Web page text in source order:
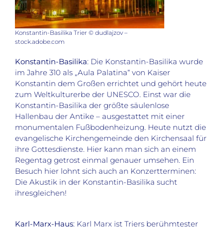
Konstantin-Basilika Trier © dudlajzov –
stock.adobe.com
Konstantin-Basilika: Die Konstantin-Basilika wurde
im Jahre 310 als „Aula Palatina“ von Kaiser
Konstantin dem Großen errichtet und gehört heute
zum Weltkulturerbe der UNESCO. Einst war die
Konstantin-Basilika der größte säulenlose
Hallenbau der Antike – ausgestattet mit einer
monumentalen Fußbodenheizung. Heute nutzt die
evangelische Kirchengemeinde den Kirchensaal für
ihre Gottesdienste. Hier kann man sich an einem
Regentag getrost einmal genauer umsehen. Ein
Besuch hier lohnt sich auch an Konzertterminen:
Die Akustik in der Konstantin-Basilika sucht
ihresgleichen!
Karl-Marx-Haus: Karl Marx ist Triers berühmtester